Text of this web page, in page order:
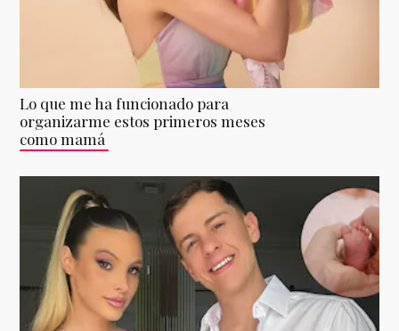
Lo que me ha funcionado para
organizarme estos primeros meses
como mamá